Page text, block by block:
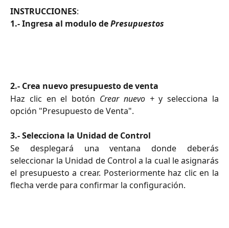
INSTRUCCIONES:
1.- Ingresa al modulo de Presupuestos
2.- Crea nuevo presupuesto de venta
Haz clic en el botón Crear nuevo +y selecciona la
opción "Presupuesto de Venta".
3.- Selecciona la Unidad de Control
Se desplegará una ventana donde deberás
seleccionar la Unidad de Control a la cual le asignarás
el presupuesto a crear. Posteriormente haz clic en la
flecha verde para confirmar la configuración.